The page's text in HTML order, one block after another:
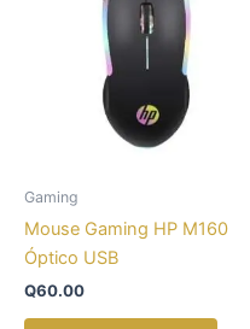
Gaming
Mouse Gaming HP M160
Óptico USB
Q60.00